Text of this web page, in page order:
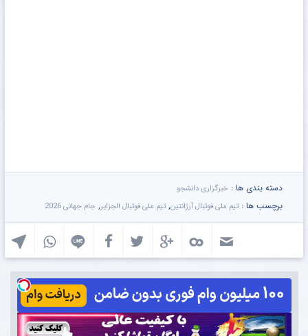
دسته بندی ها : خبرگزاری دانشجو
برچسب ها : تیم ملی فوتبال آرژانتین, تیم ملی فوتبال الجزایر, جام جهانی 2026